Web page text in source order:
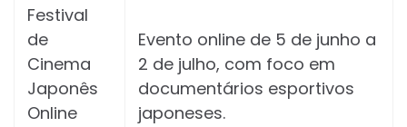
Festival
de
Cinema
Japonês
Online
Evento online de 5 de junho a
2 de julho, com foco em
documentários esportivos
japoneses.